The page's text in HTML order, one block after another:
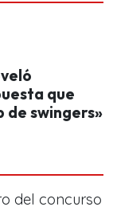
que
de swingers»
del concurso